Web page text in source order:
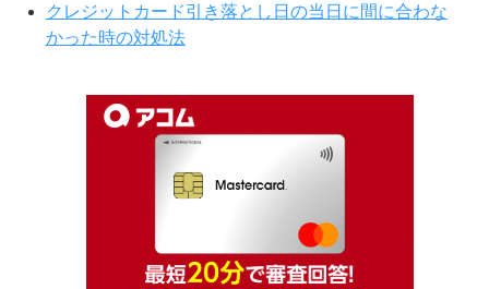
クレジットカード引き落とし日の当日に間に合わな
かった時の対処法